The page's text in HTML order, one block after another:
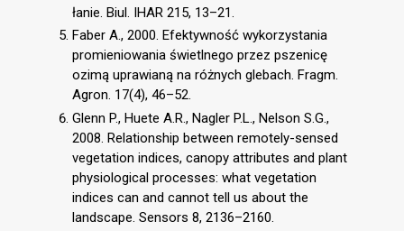
łanie. Biul. IHAR 215, 13–21.
Faber A., 2000. Efektywność wykorzystania
promieniowania świetlnego przez pszenicę
ozimą uprawianą na różnych glebach. Fragm.
Agron. 17(4), 46–52.
Glenn P., Huete A.R., Nagler P.L., Nelson S.G.,
2008. Relationship between remotely-sensed
vegetation indices, canopy attributes and plant
physiological processes: what vegetation
indices can and cannot tell us about the
landscape. Sensors 8, 2136–2160.